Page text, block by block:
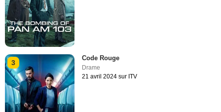
3
Code Rouge
Drame
21 avril 2024 sur ITV